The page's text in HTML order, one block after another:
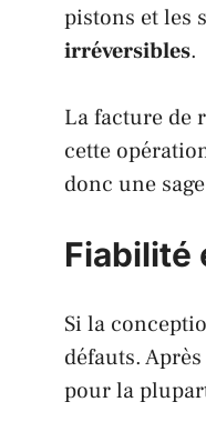
pistons et les
irréversibles.
La facture de
cette
donc une
Fiabilité
Si la
défauts.
pour la